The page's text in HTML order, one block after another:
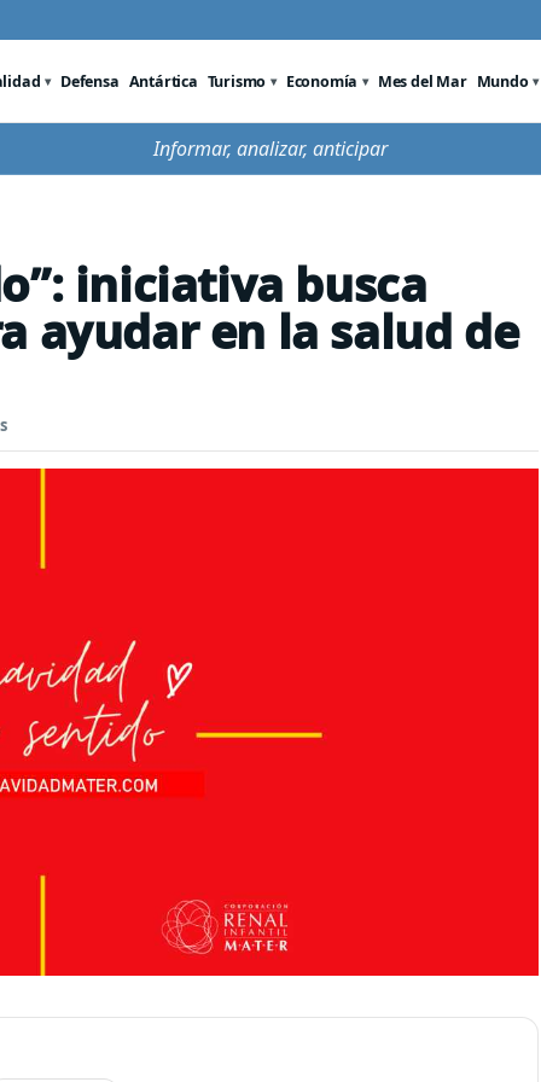
Defensa Antártica Turismo Economía Mes del Mar Mundo
Informar, analizar, anticipar
iniciativa busca
ayudar en la salud de